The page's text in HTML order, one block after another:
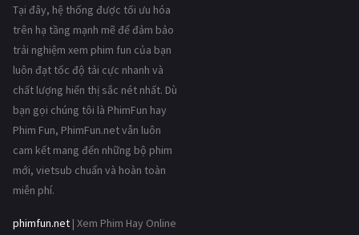
Tại đây, hệ thống được tối ưu hóa
trên hạ tầng mạnh mẽ để đảm bảo
trải nghiệm xem phim fun của bạn
luôn đạt tốc độ tải cực nhanh và
chất lượng hiển thị sắc nét nhất. Dù
bạn gọi chúng tôi là PhimFun hay
Phim Fun, PhimFun.net vẫn luôn
cam kết mang đến những bộ phim
mới, vietsub chuẩn và hoàn toàn
miễn phí.
phimfun.net | Xem Phim Hay Online